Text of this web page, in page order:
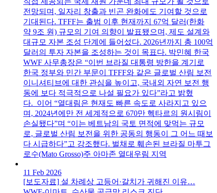
전망되며, 일자리 창출과 빈곤 완화에도 기여할 것으로
기대된다. TFFF는 출범 이후 현재까지 67억 달러(한화
약 9조 원) 규모의 기여 의향이 발표됐으며, 제도 설계와
대규모 자본 조성 단계에 들어섰다. 2026년까지 총 100억
달러의 투자 자본을 조성하는 것이 목표다. 박민혜 한국
WWF 사무총장은 “이번 브라질 대통령 방한을 계기로
한국 정부와 민간 부문이 TFFF와 같은 글로벌 산림 보전
이니셔티브에 대한 관심을 높이고, 국내외 자연 보전 행
동에 보다 적극적으로 나설 필요가 있다”라고 밝혔
다. 이어 “열대림은 현재도 빠른 속도로 사라지고 있으
며, 2024년에만 전 세계적으로 670만 헥타르의 원시림이
손실됐다”며 “이는 베트남의 국토 면적에 맞먹는 규모
로, 글로벌 산림 보전을 위한 공동의 행동이 그 어느 때보
다 시급하다”고 강조했다. 벌채로 훼손된 브라질 마투그
로수(Mato Grosso)주 아마존 열대우림 지역
11 Feb 2026
[보도자료] 설 차례상 고등어·갈치가 귀해진 이유…